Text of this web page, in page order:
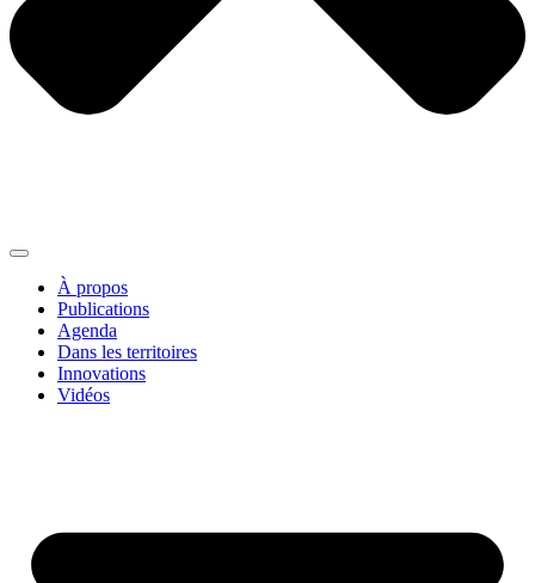
À propos
Publications
Agenda
Dans les territoires
Innovations
Vidéos